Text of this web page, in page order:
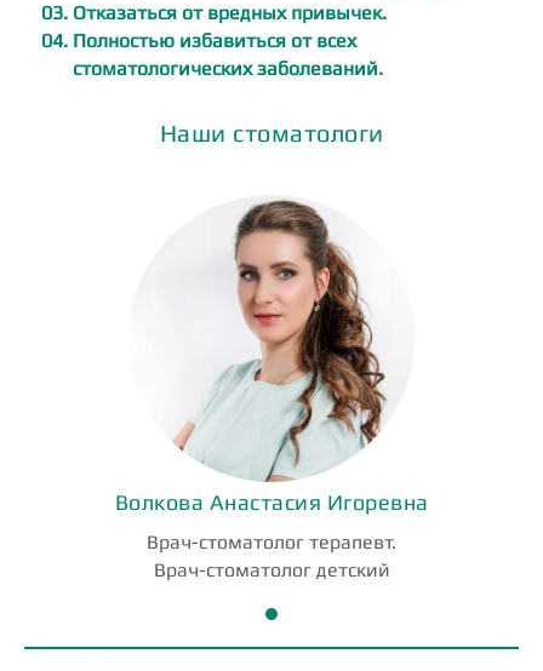
Отказаться от вредных привычек.
Полностью избавиться от всех
стоматологических заболеваний.
Наши стоматологи
Волкова Анастасия Игоревна
Врач-стоматолог терапевт.
Врач-стоматолог детский